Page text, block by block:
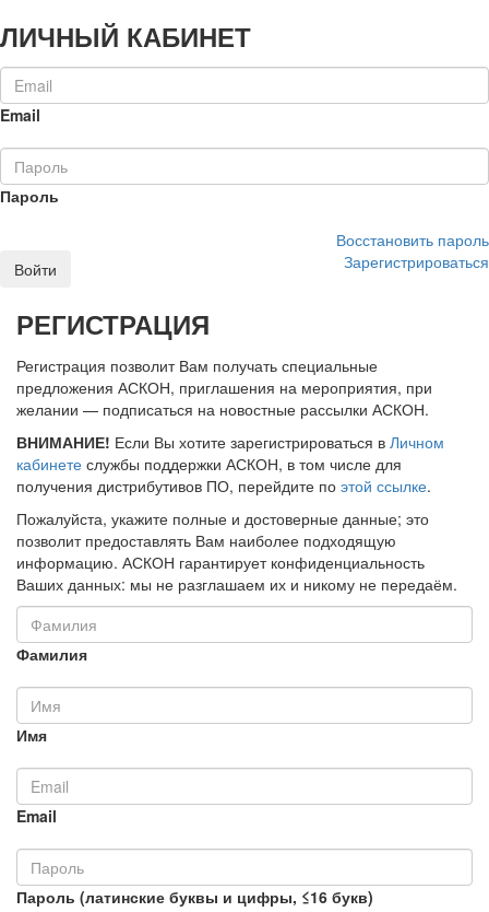
ЛИЧНЫЙ КАБИНЕТ
Email
Пароль
Восстановить пароль
Войти
Зарегистрироваться
РЕГИСТРАЦИЯ
Регистрация позволит Вам получать специальные
предложения АСКОН, приглашения на мероприятия, при
желании — подписаться на новостные рассылки АСКОН.
ВНИМАНИЕ! Если Вы хотите зарегистрироваться в Личном
кабинете службы поддержки АСКОН, в том числе для
получения дистрибутивов ПО, перейдите по этой ссылке.
Пожалуйста, укажите полные и достоверные данные; это
позволит предоставлять Вам наиболее подходящую
информацию. АСКОН гарантирует конфиденциальность
Ваших данных: мы не разглашаем их и никому не передаём.
Фамилия
Имя
Email
Пароль (латинские буквы и цифры, ≤16 букв)